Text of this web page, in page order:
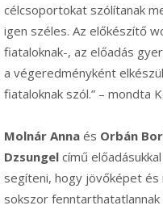
célcsoportokat szólítanak
igen széles. Az előkészítő
fiataloknak-, az előadás
a végeredményként
fiataloknak szól.” – mondta
Molnár Anna és Orbán
Dzsungel című
segíteni, hogy jövőképet
sokszor fenntarthatatlannak